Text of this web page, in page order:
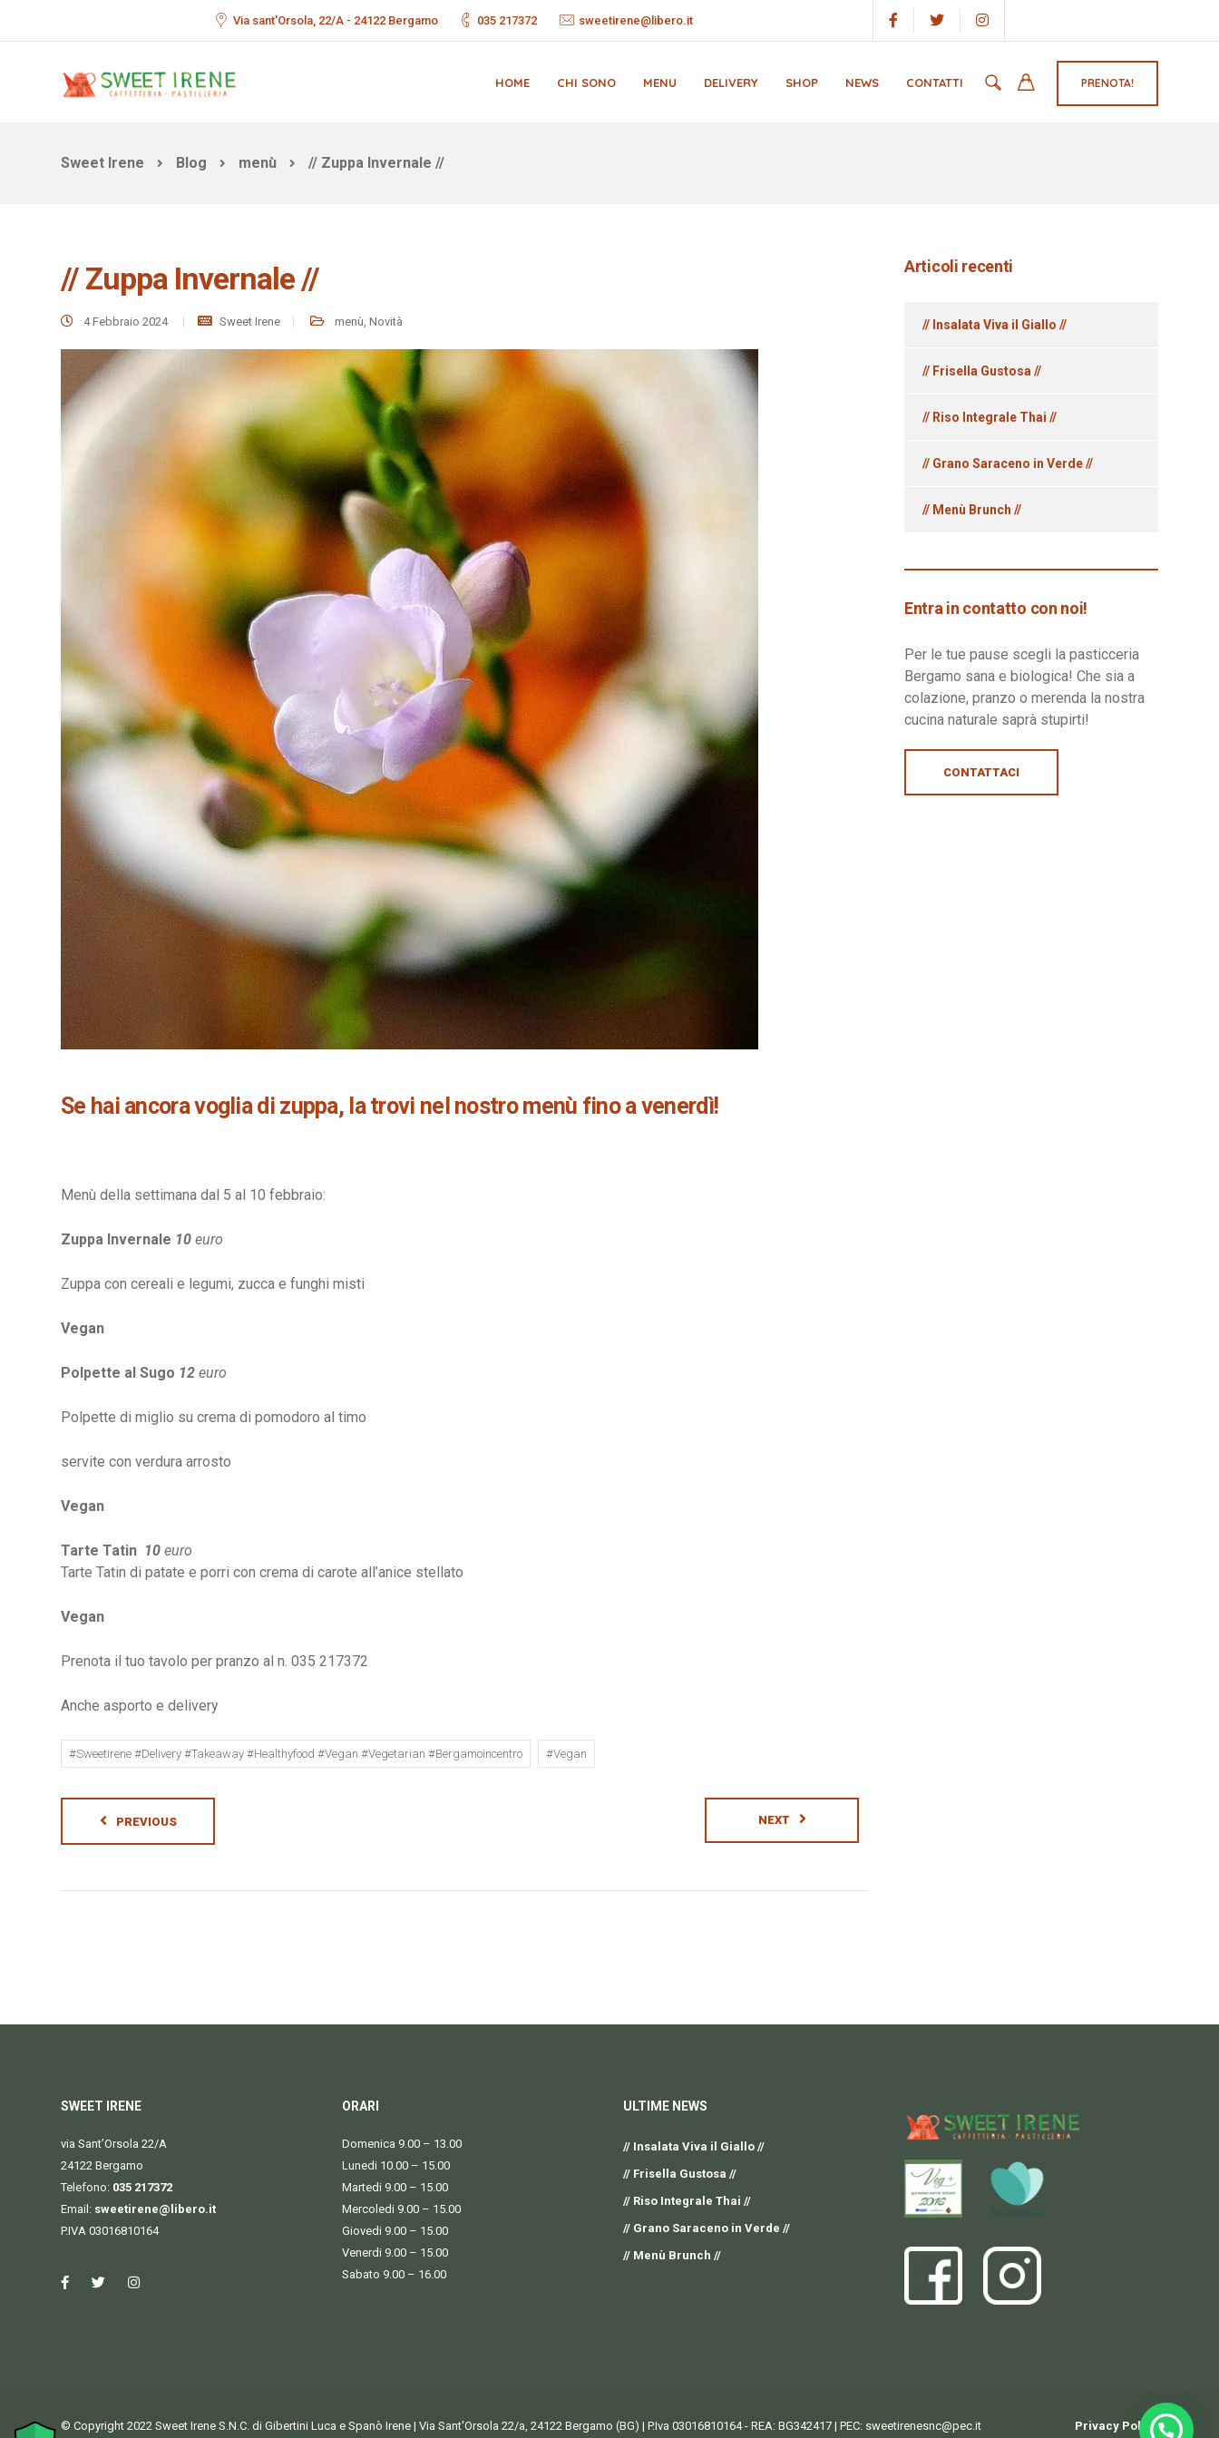
Via sant'Orsola, 22/A - 24122 Bergamo 035 217372 sweetirene@libero.it
HOME CHI SONO MENU DELIVERY SHOP NEWS CONTATTI PRENOTA!
Sweet Irene Blog menù // Zuppa Invernale //
// Zuppa Invernale //
4 Febbraio 2024 Sweet Irene menù, Novità
Se hai ancora voglia di zuppa, la trovi nel nostro menù fino a venerdì!
Menù della settimana dal 5 al 10 febbraio:
Zuppa Invernale 10 euro
Zuppa con cereali e legumi, zucca e funghi misti
Vegan
Polpette al Sugo 12 euro
Polpette di miglio su crema di pomodoro al timo
servite con verdura arrosto
Vegan
Tarte Tatin 10 euro
Tarte Tatin di patate e porri con crema di carote all’anice stellato
Vegan
Prenota il tuo tavolo per pranzo al n. 035 217372
Anche asporto e delivery
#sweetirene #delivery #takeaway #healthyfood #vegan #vegetarian #bergamoincentro #vegan
PREVIOUS NEXT
Articoli recenti
// Insalata Viva il Giallo //
// Frisella Gustosa //
// Riso Integrale Thai //
// Grano Saraceno in Verde //
// Menù Brunch //
Entra in contatto con noi!
Per le tue pause scegli la pasticceria
Bergamo sana e biologica! Che sia a
colazione, pranzo o merenda la nostra
cucina naturale saprà stupirti!
CONTATTACI
SWEET IRENE
via Sant’Orsola 22/A
24122 Bergamo
Telefono: 035 217372
Email: sweetirene@libero.it
P.IVA 03016810164
ORARI
Domenica 9.00 – 13.00
Lunedi 10.00 – 15.00
Martedi 9.00 – 15.00
Mercoledi 9.00 – 15.00
Giovedi 9.00 – 15.00
Venerdi 9.00 – 15.00
Sabato 9.00 – 16.00
ULTIME NEWS
// Insalata Viva il Giallo //
// Frisella Gustosa //
// Riso Integrale Thai //
// Grano Saraceno in Verde //
// Menù Brunch //
© Copyright 2022 Sweet Irene S.N.C. di Gibertini Luca e Spanò Irene | Via Sant'Orsola 22/a, 24122 Bergamo (BG) | P.Iva 03016810164 - REA: BG342417 | PEC: sweetirenesnc@pec.it Privacy Policy